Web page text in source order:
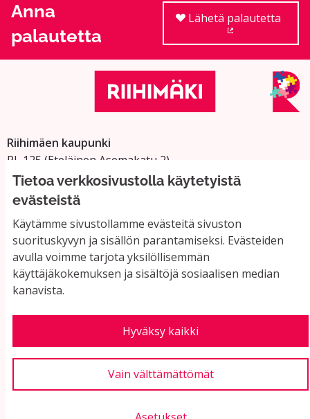
Tietoa verkkosivustolla käytetyistä
evästeistä
Käytämme sivustollamme evästeitä sivuston
suorituskyvyn ja sisällön parantamiseksi. Evästeiden
avulla voimme tarjota yksilöllisemmän
käyttäjäkokemuksen ja sisältöjä sosiaalisen median
kanavista.
Hyväksy kaikki
Vain välttämättömät
Anna
palautetta
Lähetä palautetta
Riihimäen kaupunki
PL 125 (Eteläinen Asemakatu 2)
11101 Riihimäki
Vaihde: 019 758 4000
Sähköpostiosoitteet:
etunimi.sukunimi@riihimaki.fi
Yhteystiedot ja usein kysyttyä
Käyttöehdot
Evästeasetukset